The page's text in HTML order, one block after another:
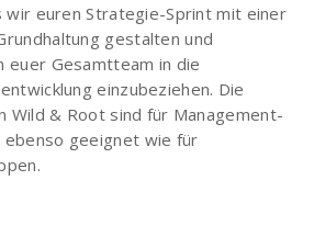
euren Strategie-Sprint mit einer
gestalten und
euer Gesamtteam in die
einzubeziehen. Die
Wild & Root sind für Management-
geeignet wie für